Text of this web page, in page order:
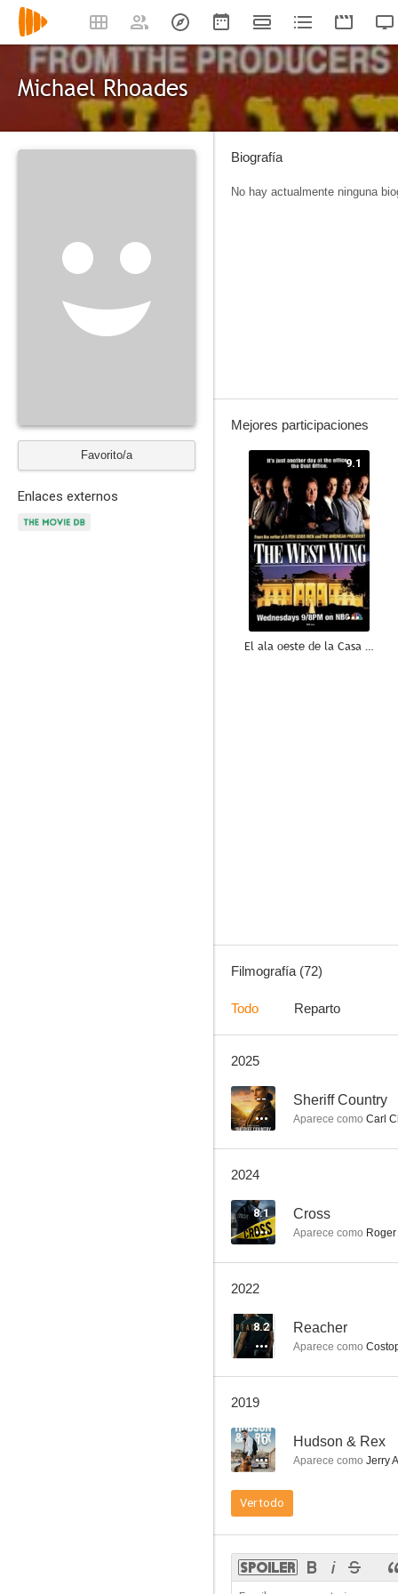
Michael Rhoades
Favorito/a
Enlaces externos
Biografía
No hay actualmente ninguna
Mejores participaciones
9.1
El ala oeste de la Casa Blanca
8.0
Filmografía (72)
Todo Reparto
2025
-- Sheriff Country
Aparece como Carl
2024
8.1 Cross
Aparece como
2022
8.2 Reacher
Aparece como
2019
10 Hudson & Rex
Aparece como Jerry
Ver todo